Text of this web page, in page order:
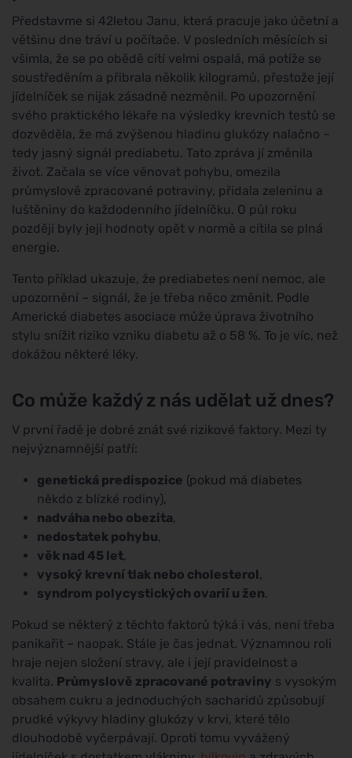
Představme si 42letou Janu, která pracuje jako účetní a
většinu dne tráví u počítače. V posledních měsících si
všimla, že se po obědě cítí velmi ospalá, má potíže se
soustředěním a přibrala několik kilogramů, přestože její
jídelníček se nijak zásadně nezměnil. Po upozornění
svého praktického lékaře na výsledky krevních testů se
dozvěděla, že má zvýšenou hladinu glukózy nalačno –
tedy jasný signál prediabetu. Tato zpráva jí změnila
život. Začala se více věnovat pohybu, omezila
průmyslově zpracované potraviny, přidala zeleninu a
luštěniny do každodenního jídelníčku. O půl roku
později byly její hodnoty opět v normě a cítila se plná
energie.
Tento příklad ukazuje, že prediabetes není nemoc, ale
upozornění – signál, že je třeba něco změnit. Podle
Americké diabetes asociace může úprava životního
stylu snížit riziko vzniku diabetu až o 58 %. To je víc, než
dokážou některé léky.
Co může každý z nás udělat už dnes?
V první řadě je dobré znát své rizikové faktory. Mezi ty
nejvýznamnější patří:
genetická predispozice (pokud má diabetes
někdo z blízké rodiny),
nadváha nebo obezita,
nedostatek pohybu,
věk nad 45 let,
vysoký krevní tlak nebo cholesterol,
syndrom polycystických ovarií u žen.
Pokud se některý z těchto faktorů týká i vás, není třeba
panikařit – naopak. Stále je čas jednat. Významnou roli
hraje nejen složení stravy, ale i její pravidelnost a
kvalita. Průmyslově zpracované potraviny s vysokým
obsahem cukru a jednoduchých sacharidů způsobují
prudké výkyvy hladiny glukózy v krvi, které tělo
dlouhodobě vyčerpávají. Oproti tomu vyvážený